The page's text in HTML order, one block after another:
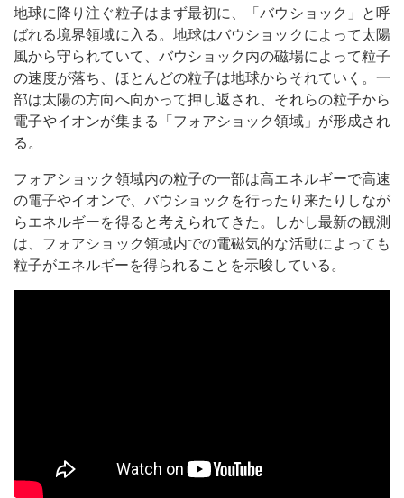
地球に降り注ぐ粒子はまず最初に、「バウショック」と呼
ばれる境界領域に入る。地球はバウショックによって太陽
風から守られていて、バウショック内の磁場によって粒子
の速度が落ち、ほとんどの粒子は地球からそれていく。一
部は太陽の方向へ向かって押し返され、それらの粒子から
電子やイオンが集まる「フォアショック領域」が形成され
る。
フォアショック領域内の粒子の一部は高エネルギーで高速
の電子やイオンで、バウショックを行ったり来たりしなが
らエネルギーを得ると考えられてきた。しかし最新の観測
は、フォアショック領域内での電磁気的な活動によっても
粒子がエネルギーを得られることを示唆している。